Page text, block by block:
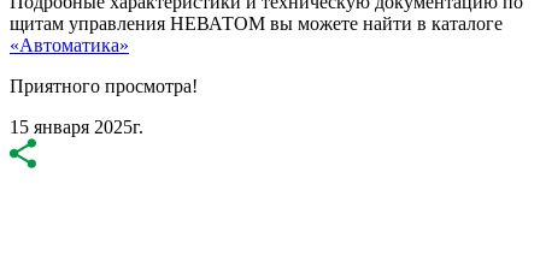
щитам управления НЕВАТОМ вы можете найти в каталоге
«Автоматика»
Приятного просмотра!
15 января 2025г.